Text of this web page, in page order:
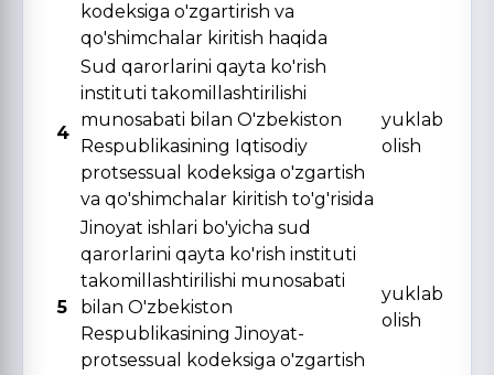
kodeksiga o'zgartirish va
qo'shimchalar kiritish haqida
4
Sud qarorlarini qayta ko'rish
instituti takomillashtirilishi
munosabati bilan O'zbekiston
Respublikasining Iqtisodiy
protsessual kodeksiga o'zgartish
va qo'shimchalar kiritish to'g'risida
yuklab
olish
5
Jinoyat ishlari bo'yicha sud
qarorlarini qayta ko'rish instituti
takomillashtirilishi munosabati
bilan O'zbekiston
Respublikasining Jinoyat-
protsessual kodeksiga o'zgartish
yuklab
olish